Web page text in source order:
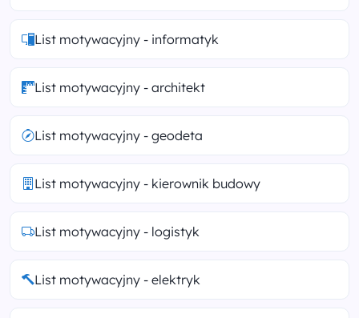
List motywacyjny - informatyk
List motywacyjny - architekt
List motywacyjny - geodeta
List motywacyjny - kierownik budowy
List motywacyjny - logistyk
List motywacyjny - elektryk